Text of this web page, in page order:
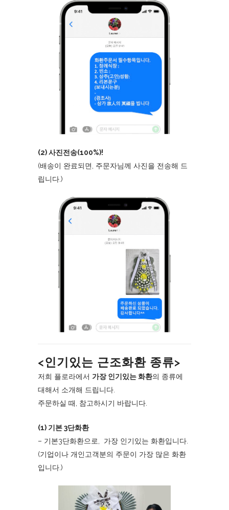
(2) 사진전송(100%)!
(배송이 완료되면, 주문자님께 사진을 전송해 드
립니다.)
<인기있는 근조화환 종류>
저희 플로라에서 가장 인기있는 화환의 종류에
대해서 소개해 드립니다.
주문하실 때, 참고하시기 바랍니다.
(1) 기본 3단화환
– 기본3단화환으로, 가장 인기있는 화환입니다.
(기업이나 개인고객분의 주문이 가장 많은 화환
입니다.)